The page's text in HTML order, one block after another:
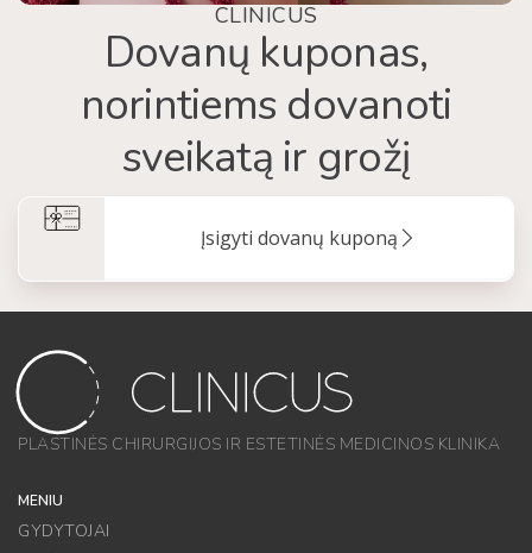
CLINICUS
Dovanų kuponas,
norintiems dovanoti
sveikatą ir grožį
Įsigyti dovanų kuponą
PLASTINĖS CHIRURGIJOS IR ESTETINĖS MEDICINOS KLINIKA
MENIU
GYDYTOJAI